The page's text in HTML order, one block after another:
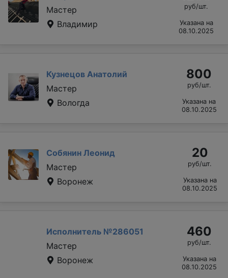
Мастер
Владимир
руб/шт.
Указана на
08.10.2025
Кузнецов Анатолий
Мастер
Вологда
800
руб/шт.
Указана на
08.10.2025
Собянин Леонид
Мастер
Воронеж
20
руб/шт.
Указана на
08.10.2025
Исполнитель №286051
Мастер
Воронеж
460
руб/шт.
Указана на
08.10.2025